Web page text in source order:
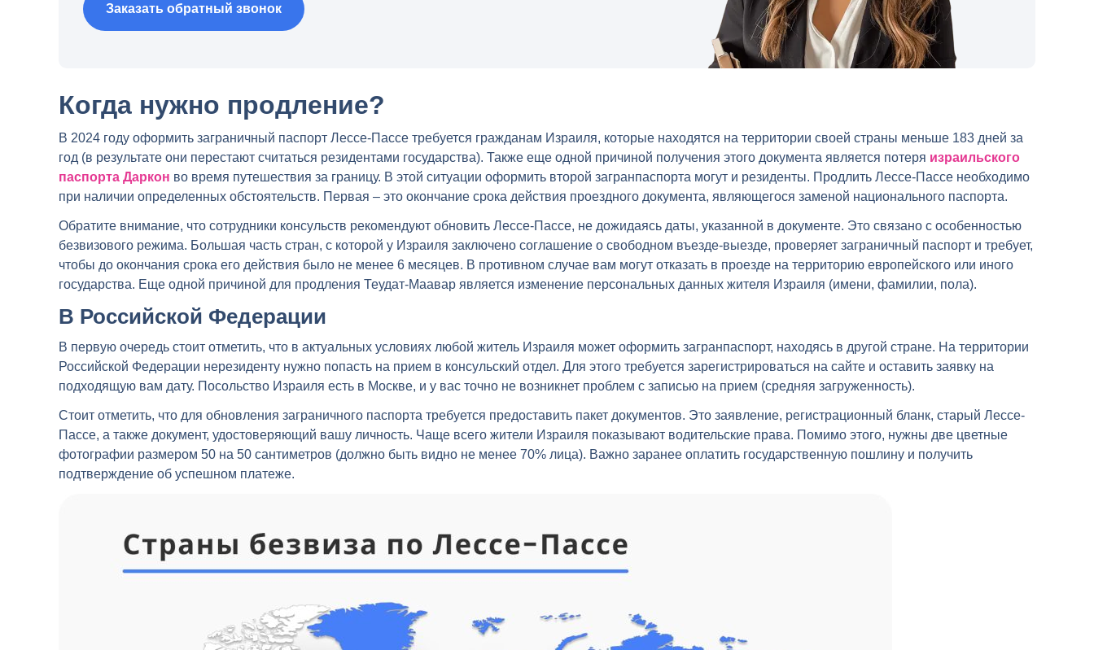
Заказать обратный звонок
Когда нужно продление?
В 2024 году оформить заграничный паспорт Лессе-Пассе требуется гражданам Израиля, которые находятся на территории своей страны меньше 183 дней за
год (в результате они перестают считаться резидентами государства). Также еще одной причиной получения этого документа является потеря израильского
паспорта Даркон во время путешествия за границу. В этой ситуации оформить второй загранпаспорта могут и резиденты. Продлить Лессе-Пассе необходимо
при наличии определенных обстоятельств. Первая – это окончание срока действия проездного документа, являющегося заменой национального паспорта.
Обратите внимание, что сотрудники консульств рекомендуют обновить Лессе-Пассе, не дожидаясь даты, указанной в документе. Это связано с особенностью
безвизового режима. Большая часть стран, с которой у Израиля заключено соглашение о свободном въезде-выезде, проверяет заграничный паспорт и требует,
чтобы до окончания срока его действия было не менее 6 месяцев. В противном случае вам могут отказать в проезде на территорию европейского или иного
государства. Еще одной причиной для продления Теудат-Маавар является изменение персональных данных жителя Израиля (имени, фамилии, пола).
В Российской Федерации
В первую очередь стоит отметить, что в актуальных условиях любой житель Израиля может оформить загранпаспорт, находясь в другой стране. На территории
Российской Федерации нерезиденту нужно попасть на прием в консульский отдел. Для этого требуется зарегистрироваться на сайте и оставить заявку на
подходящую вам дату. Посольство Израиля есть в Москве, и у вас точно не возникнет проблем с записью на прием (средняя загруженность).
Стоит отметить, что для обновления заграничного паспорта требуется предоставить пакет документов. Это заявление, регистрационный бланк, старый Лессе-
Пассе, а также документ, удостоверяющий вашу личность. Чаще всего жители Израиля показывают водительские права. Помимо этого, нужны две цветные
фотографии размером 50 на 50 сантиметров (должно быть видно не менее 70% лица). Важно заранее оплатить государственную пошлину и получить
подтверждение об успешном платеже.